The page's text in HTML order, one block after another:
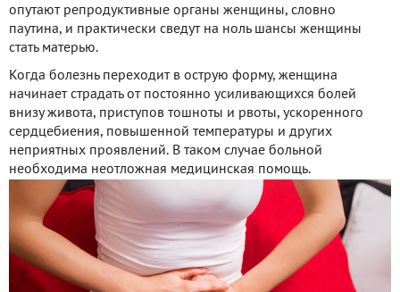
опутают репродуктивные органы женщины, словно
паутина, и практически сведут на ноль шансы женщины
стать матерью.
Когда болезнь переходит в острую форму, женщина
начинает страдать от постоянно усиливающихся болей
внизу живота, приступов тошноты и рвоты, ускоренного
сердцебиения, повышенной температуры и других
неприятных проявлений. В таком случае больной
необходима неотложная медицинская помощь.